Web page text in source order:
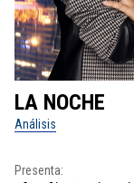
LA NOCHE
Análisis
Presenta: